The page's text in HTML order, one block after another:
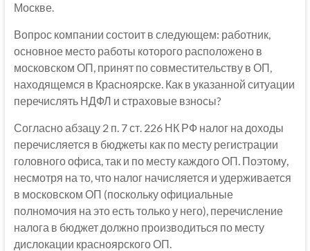
Москве.
Вопрос компании состоит в следующем: работник,
основное место работы которого расположено в
московском ОП, принят по совместительству в ОП,
находящемся в Красноярске. Как в указанной ситуации
перечислять НДФЛ и страховые взносы?
Согласно абзацу 2 п. 7 ст. 226 НК РФ налог на доходы
перечисляется в бюджеты как по месту регистрации
головного офиса, так и по месту каждого ОП. Поэтому,
несмотря на то, что налог начисляется и удерживается
в московском ОП (поскольку официальные
полномочия на это есть только у него), перечисление
налога в бюджет должно производиться по месту
дислокации красноярского ОП.